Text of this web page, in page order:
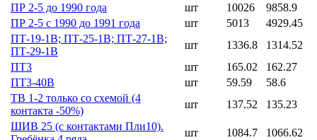
ПР 2-5 до 1990 года
шт 10026
9858.9
ПР 2-5 с 1990 до 1991 года
шт 5013
4929.45
ПТ-19-1В; ПТ-25-1В; ПТ-27-1В;
ПТ-29-1В
шт 1336.8
1314.52
ПТ3
шт 165.02
162.27
ПТ3-40В
шт 59.59
58.6
ТВ 1-2 только со схемой (4
контакта -50%)
шт 137.52
135.23
ШИВ 25 (с контактами Пли10).
шт 1084.7
1066.62